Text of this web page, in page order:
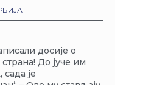
досије о
До јуче им
је